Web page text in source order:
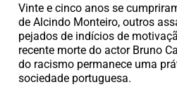
Vinte e cinco anos se
de Alcindo Monteiro, outros
pejados de indícios de
recente morte do actor Bruno
do racismo permanece uma
sociedade portuguesa.